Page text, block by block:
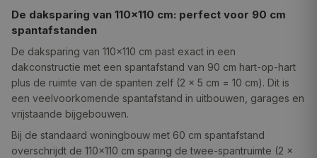
De daksparing van 110×110 cm: perfect voor 90 cm
spantafstanden
De daksparing van 110×110 cm past exact in een
dakconstructie met een spantafstand van 90 cm hart-op-hart
plus de ruimte van de spanten zelf (2 × 5 cm = 10 cm). Dit is
een veelvoorkomende spantafstand in uitbouwen, garages en
vrijstaande bijgebouwen.
Bij de standaard woningbouw met 60 cm spantafstand
overschrijdt de 110×110 cm sparing de twee-spantruimte (2 ×